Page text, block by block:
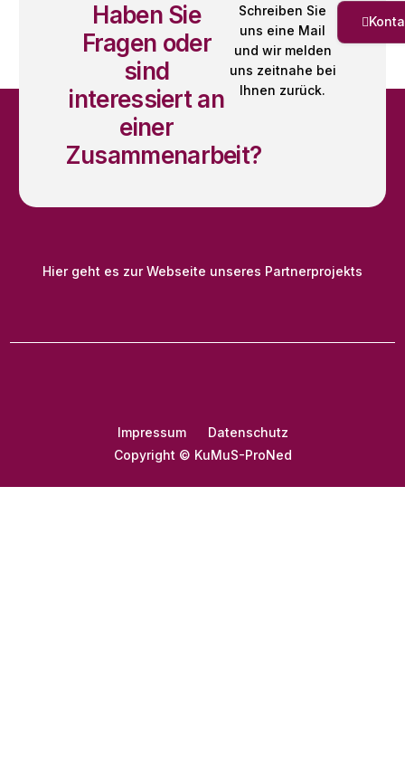
Haben Sie
Fragen oder
sind
interessiert an
einer
Zusammenarbeit?
Schreiben Sie
uns eine Mail
und wir melden
uns zeitnahe bei
Ihnen zurück.
Hier geht es zur Webseite unseres Partnerprojekts
Copyright © KuMuS-ProNed
Impressum Datenschutz